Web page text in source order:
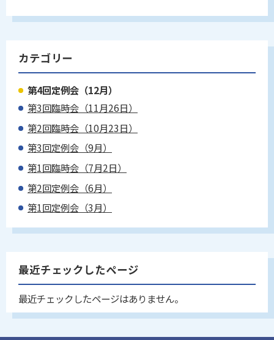
カテゴリー
第4回定例会（12月）
第3回臨時会（11月26日）
第2回臨時会（10月23日）
第3回定例会（9月）
第1回臨時会（7月2日）
第2回定例会（6月）
第1回定例会（3月）
最近チェックしたページ
最近チェックしたページはありません。